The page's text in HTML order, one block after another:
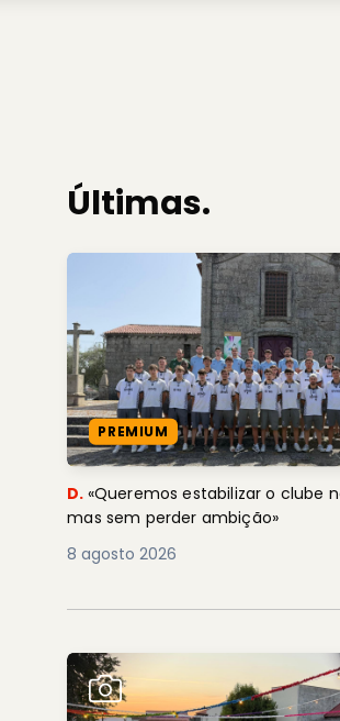
Últimas.
PREMIUM
D. «Queremos estabilizar o clube
mas sem perder ambição»
8 agosto 2026